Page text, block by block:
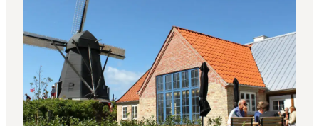
Urlaubsorte
Inspiration
Events
Unterkunft
Mach deine Urlaubsplanung